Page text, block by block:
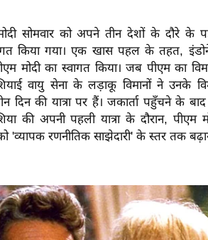
मोदी सोमवार को अपने तीन देशों के दौरे
किया गया। एक खास पहल के तहत,
मोदी का स्वागत किया।जब पीएम का
वायु सेना के लड़ाकू विमानों ने उनके
दिन की यात्रा पर हैं। जकार्ता पहुँचने के
की अपनी पहली यात्रा के दौरान,
'व्यापक रणनीतिक साझेदारी' के स्तर तक